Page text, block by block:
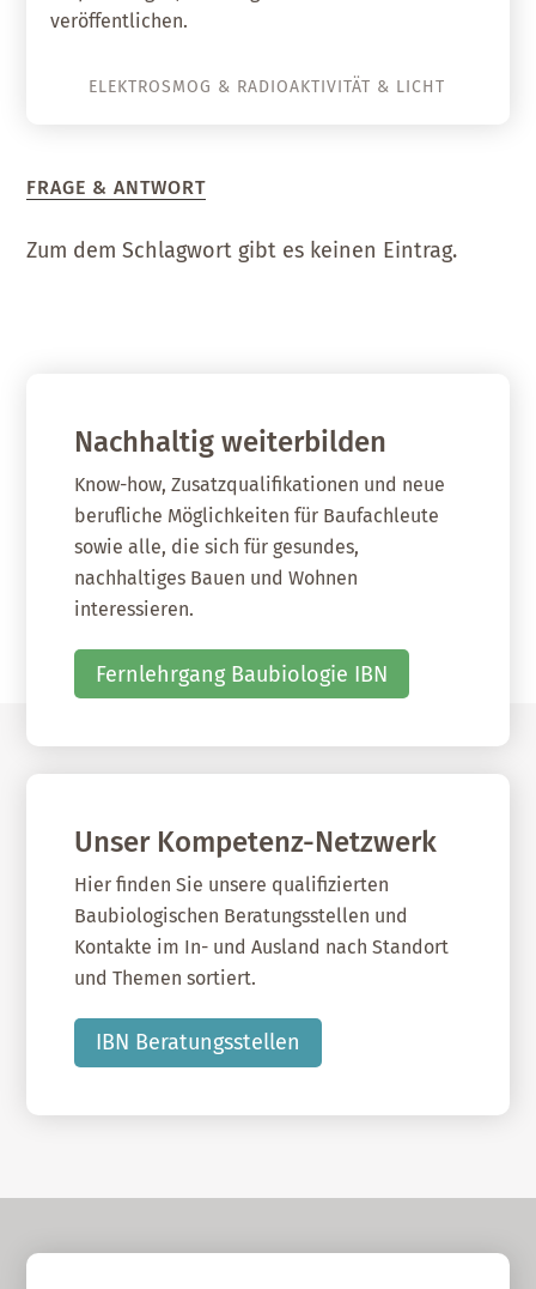
veröffentlichen.
ELEKTROSMOG & RADIOAKTIVITÄT & LICHT
FRAGE & ANTWORT
Zum dem Schlagwort gibt es keinen Eintrag.
Nachhaltig weiterbilden
Know-how, Zusatzqualifikationen und neue
berufliche Möglichkeiten für Baufachleute
sowie alle, die sich für gesundes,
nachhaltiges Bauen und Wohnen
interessieren.
Fernlehrgang Baubiologie IBN
Unser Kompetenz-Netzwerk
Hier finden Sie unsere qualifizierten
Baubiologischen Beratungsstellen und
Kontakte im In- und Ausland nach Standort
und Themen sortiert.
IBN Beratungsstellen